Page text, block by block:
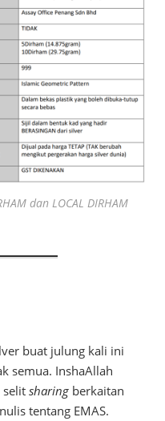
dan LOCAL DIRHAM
buat julung kali ini
semua. InshaAllah
selit sharing berkaitan
tentang EMAS.